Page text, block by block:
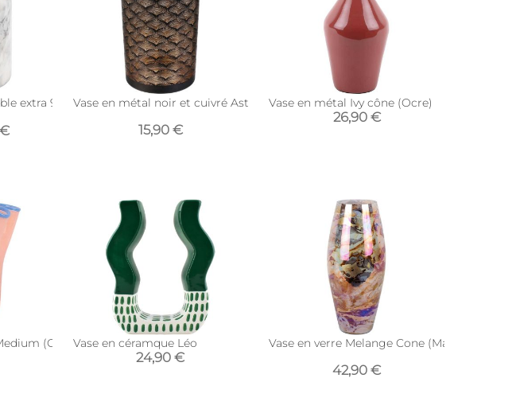
extra 9 x 10 cm (Blanc)
Vase en métal noir et cuivré Aster 20 cm
15,90 €
Vase en métal Ivy cône (Ocre)
26,90 €
(Orange)Vase en céramque Léo
24,90 €
Vase en verre Melange Cone (Marron)
42,90 €